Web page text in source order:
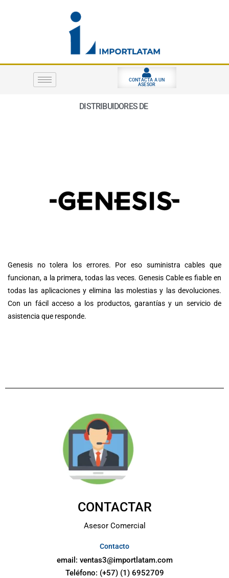
CONTACTA A UN
ASESOR
DISTRIBUIDORES DES
Genesis no tolera los errores. Por eso suministra cables que
funcionan, a la primera, todas las veces. Genesis Cable es fiable en
todas las aplicaciones y elimina las molestias y las devoluciones.
Con un fácil acceso a los productos, garantías y un servicio de
asistencia que responde.
CONTACTAR
Asesor Comercial
Contacto
email: ventas3@importlatam.com
Teléfono: (+57) (1) 6952709